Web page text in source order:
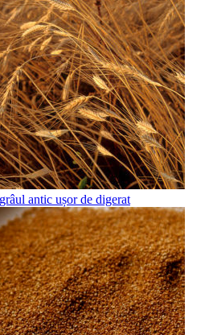
antic ușor de digerat